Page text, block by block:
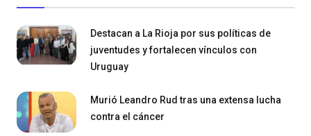
Destacan a La Rioja por sus políticas de
juventudes y fortalecen vínculos con
Uruguay
Murió Leandro Rud tras una extensa lucha
contra el cáncer